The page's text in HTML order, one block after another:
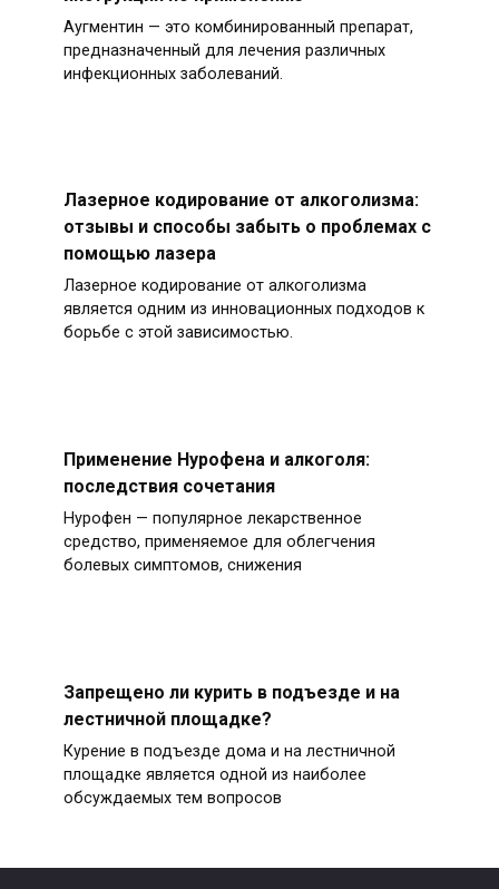
Аугментин — это комбинированный препарат,
предназначенный для лечения различных
инфекционных заболеваний.
Лазерное кодирование от алкоголизма:
отзывы и способы забыть о проблемах с
помощью лазера
Лазерное кодирование от алкоголизма
является одним из инновационных подходов к
борьбе с этой зависимостью.
Применение Нурофена и алкоголя:
последствия сочетания
Нурофен — популярное лекарственное
средство, применяемое для облегчения
болевых симптомов, снижения
Запрещено ли курить в подъезде и на
лестничной площадке?
Курение в подъезде дома и на лестничной
площадке является одной из наиболее
обсуждаемых тем вопросов